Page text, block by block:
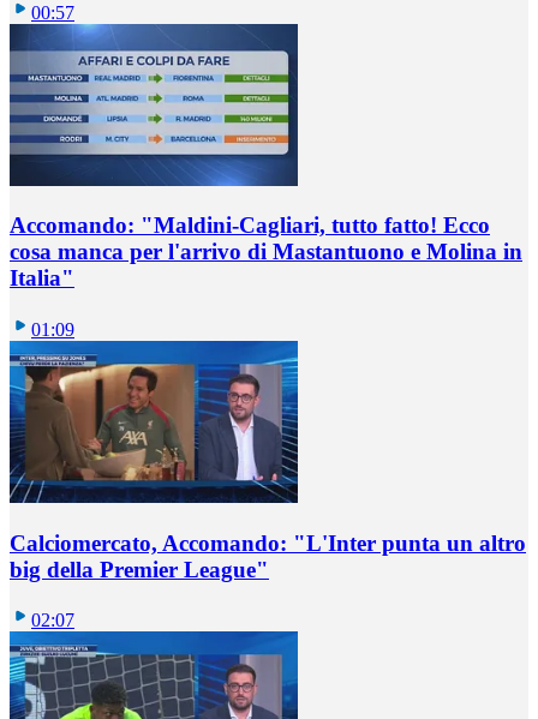
00:57
Accomando: "Maldini-Cagliari, tutto fatto! Ecco
cosa manca per l'arrivo di Mastantuono e Molina in
Italia"
01:09
Calciomercato, Accomando: "L'Inter punta un altro
big della Premier League"
02:07